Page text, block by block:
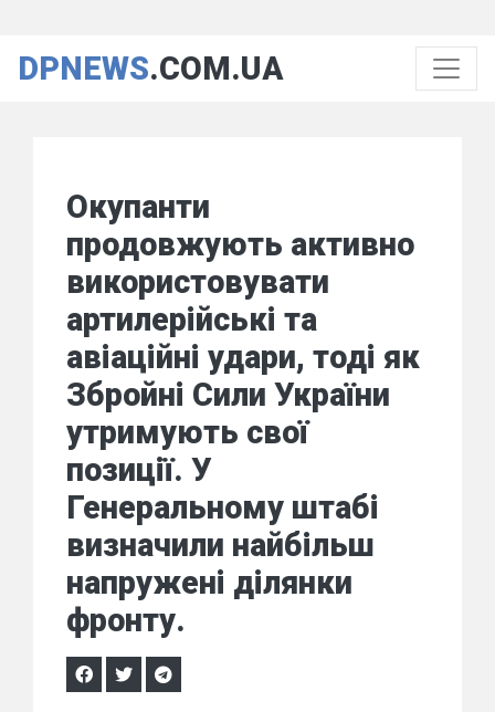
DPNEWS.COM.UA
Окупанти
продовжують активно
використовувати
артилерійські та
авіаційні удари, тоді як
Збройні Сили України
утримують свої
позиції. У
Генеральному штабі
визначили найбільш
напружені ділянки
фронту.